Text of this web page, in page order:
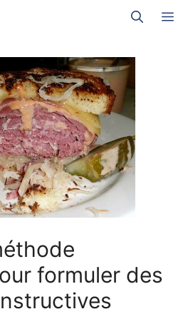
formuler des